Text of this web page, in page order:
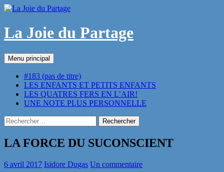
Aller
contenu
La Joie du Partage
Recherche
Menu principal
#183 (pas de titre)
LES ENFANTS ET PETITS ENFANTS
LES QUATRES FERS EN L’AIR!
UNE NOTE PLUS PERSONNELLE
Rechercher :
LA FORCE DU SUCONSCIENT
6 avril 2017 Isidore Dugas Un commentaire